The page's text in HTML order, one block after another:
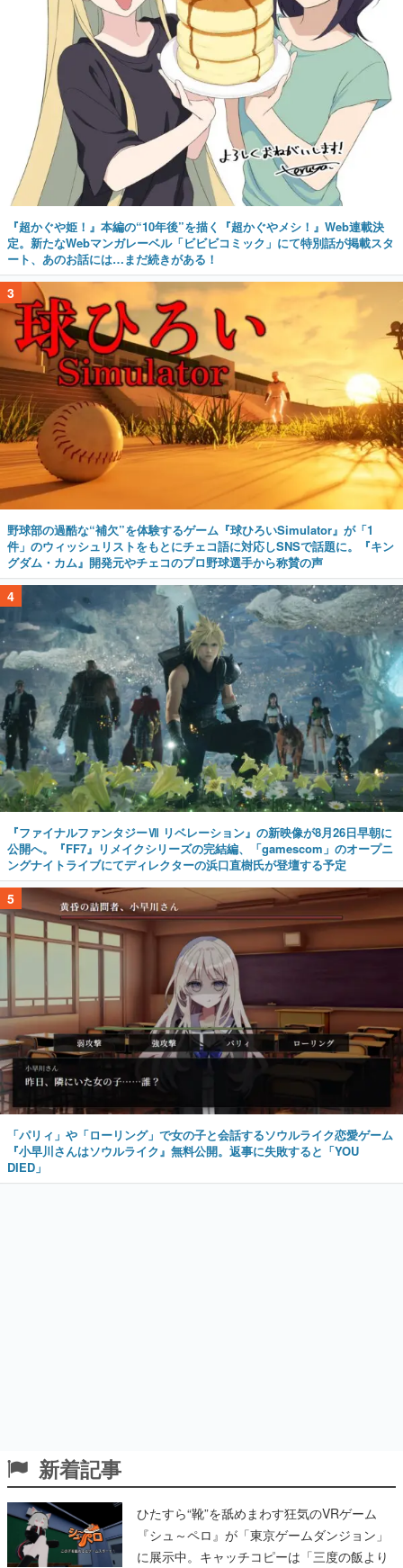
『超かぐや姫！』本編の“10年後”を描く『超かぐやメシ！』Web連載決
定。新たなWebマンガレーベル「ビビビコミック」にて特別話が掲載スタ
ート、あのお話には…まだ続きがある！
3
野球部の過酷な“補欠”を体験するゲーム『球ひろいSimulator』が「1
件」のウィッシュリストをもとにチェコ語に対応しSNSで話題に。『キン
グダム・カム』開発元やチェコのプロ野球選手から称賛の声
4
『ファイナルファンタジーⅦ リベレーション』の新映像が8月26日早朝に
公開へ。『FF7』リメイクシリーズの完結編、「gamescom」のオープニ
ングナイトライブにてディレクターの浜口直樹氏が登壇する予定
5
「パリィ」や「ローリング」で女の子と会話するソウルライク恋愛ゲーム
『小早川さんはソウルライク』無料公開。返事に失敗すると「YOU
DIED」
新着記事
ひたすら“靴”を舐めまわす狂気のVRゲーム
『シュ～ペロ』が「東京ゲームダンジョン」
に展示中。キャッチコピーは「三度の飯より